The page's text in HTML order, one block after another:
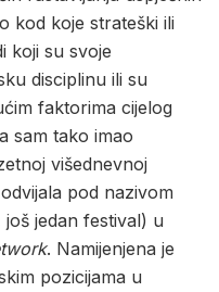
kod koje strateški ili
koji su svoje
disciplinu ili su
faktorima cijelog
sam tako imao
višednevnoj
pod nazivom
jedan festival) u
. Namijenjena je
pozicijama u